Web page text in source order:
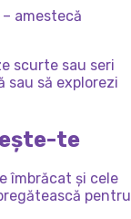
– amestecă
scurte sau seri
sau să explorezi
te
îmbrăcat și cele
pentru